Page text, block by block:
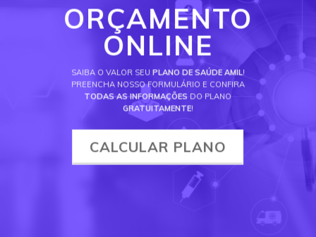
ORÇAMENTO
ONLINE
SAIBA O VALOR SEU PLANO DE SAÚDE AMIL!
PREENCHA NOSSO FORMULÁRIO E CONFIRA
TODAS AS INFORMAÇÕES DO PLANO
GRATUITAMENTE!
CALCULAR PLANO